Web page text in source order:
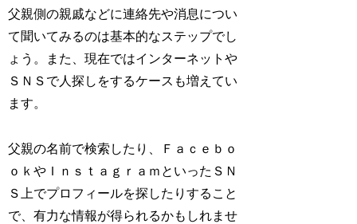
父親側の親戚などに連絡先や消息につい
て聞いてみるのは基本的なステップでし
ょう。また、現在ではインターネットや
ＳＮＳで人探しをするケースも増えてい
ます。
父親の名前で検索したり、Ｆａｃｅｂｏ
ｏｋやＩｎｓｔａｇｒａｍといったＳＮ
Ｓ上でプロフィールを探したりすること
で、有力な情報が得られるかもしれませ